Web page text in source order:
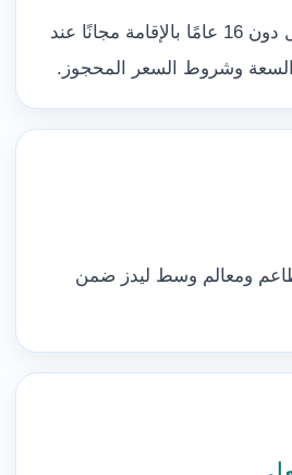
يسمح الفندق للأطفال دون 16 عامًا بالإقامة مجانًا عند
وشروط السعر المحجوز.
ومعالم وسط ليدز ضمن